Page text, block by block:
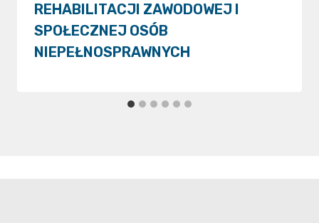
REHABILITACJI ZAWODOWEJ I
SPOŁECZNEJ OSÓB
NIEPEŁNOSPRAWNYCH